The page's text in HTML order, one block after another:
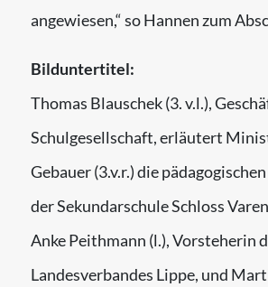
angewiesen,“ so Hannen zum
Bilduntertitel:
Thomas Blauschek (3. v.l.),
Schulgesellschaft, erläutert
Gebauer (3.v.r.) die
der Sekundarschule Schloss
Anke Peithmann (l.), Vorsteherin
Landesverbandes Lippe, und